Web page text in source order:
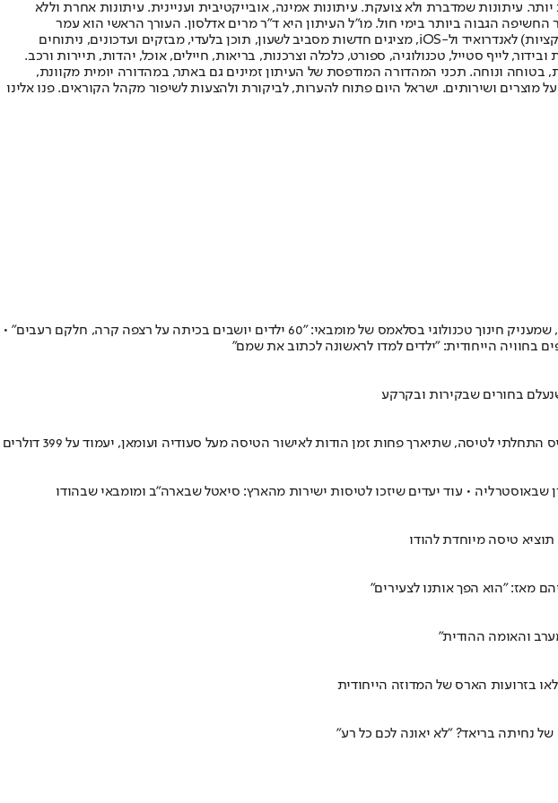
עיתונות שמדברת ולא צועקת. עיתונות אמינה, אובייקטיבית ועניינית. עיתונות אחרת וללא
הפך "ישראל היום" לעיתון הישראלי בעל שיעור החשיפה הגבוה ביותר בימי חול. מו"ל העיתון היא ד"ר מרים אדלסון. העורך הראשי הוא עמר
לחמנוביץ, והעורך המייסד הוא עמוס רגב. אתרי האינטרנט של "ישראל היום" בעברית ובאנגלית, כמו כן היישומונים (אפליקציות) לאנדרואיד ול-iOS, מציגים חדשות מסביב לשעון, תוכן בלעדי, מבזקים ועדכונים, ניתוחים
לייף סטייל, טכנולוגיה, ספורט, כלכלה וצרכנות, בריאות, חיילים, אוכל, יהדות, תיירות ורכב.
בטוחה ונוחה. תכני המהדורה המודפסת של העיתון זמינים גם באתר, במהדורה יומית מקוונת,
ושירותים. ישראל היום פתוח להערות, לביקורת ולהצעות לשיפור מקהל הקוראים. פנו אלינו
שלוש יוזמות ישראליות חינוכיות פועלות באזורים מוחלשים ברחבי הגלובוס ומשנות חיים של אלפי ילדים • יעקב סטוקמן, שמעניק חינוך טכנולוגי בסלאמס של מומבאי: "60 ילדים יושבים בכיתה על רצפה קרה, חלקם רעבים" •
בחוויה הייחודית: "ילדים למדו לראשונה לכתוב את שמם"
לטיסה, שתיארך פחות זמן הודות לאישור הטיסה מעל סעודיה ועומאן, יעמוד על 399 דולרים
• עוד יעדים שיזכו לטיסות ישירות מהארץ: סיאטל שבארה"ב ומומבאי שבהודו
טיסה מיוחדת להודו
והאומה ההודית"